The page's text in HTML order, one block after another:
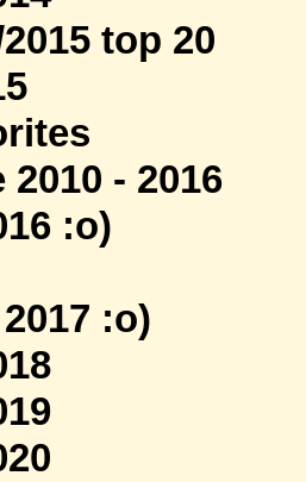
top 20
- 2016
:o)
:o)